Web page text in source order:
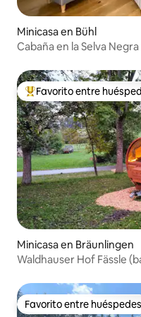
Minicasa en Bühl
Cabaña en la Selva
De los mejores en
Favorito entre
Minicasa en Bräunlingen
Waldhauser Hof Fässle
Favorito entre huéspedes
Favorito entre huéspedes